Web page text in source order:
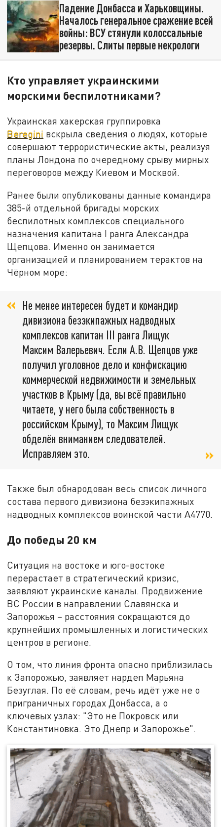
Падение Донбасса и Харьковщины.
Началось генеральное сражение всей
войны: ВСУ стянули колоссальные
резервы. Слиты первые некрологи
Кто управляет украинскими
морскими беспилотниками?
Украинская хакерская группировка
Beregini вскрыла сведения о людях, которые
совершают террористические акты, реализуя
планы Лондона по очередному срыву мирных
переговоров между Киевом и Москвой.
Ранее были опубликованы данные командира
385-й отдельной бригады морских
беспилотных комплексов специального
назначения капитана I ранга Александра
Щепцова. Именно он занимается
организацией и планированием терактов на
Чёрном море:
Не менее интересен будет и командир
дивизиона безэкипажных надводных
комплексов капитан III ранга Лищук
Максим Валерьевич. Если А.В. Щепцов уже
получил уголовное дело и конфискацию
коммерческой недвижимости и земельных
участков в Крыму (да, вы всё правильно
читаете, у него была собственность в
российском Крыму), то Максим Лищук
обделён вниманием следователей.
Исправляем это.
Также был обнародован весь список личного
состава первого дивизиона безэкипажных
надводных комплексов воинской части А4770.
До победы 20 км
Ситуация на востоке и юго-востоке
перерастает в стратегический кризис,
заявляют украинские каналы. Продвижение
ВС России в направлении Славянска и
Запорожья – расстояния сокращаются до
крупнейших промышленных и логистических
центров в регионе.
О том, что линия фронта опасно приблизилась
к Запорожью, заявляет нардеп Марьяна
Безуглая. По её словам, речь идёт уже не о
приграничных городах Донбасса, а о
ключевых узлах: "Это не Покровск или
Константиновка. Это Днепр и Запорожье".